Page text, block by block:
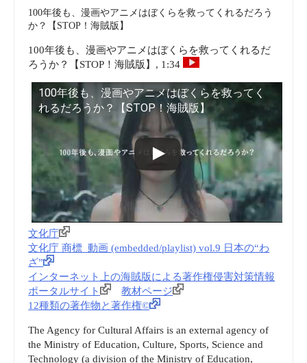
100年後も、漫画やアニメはぼくらを救ってくれるだろう
か？【STOP！海賊版】
100年後も、漫画やアニメはぼくらを救ってくれるだ
ろうか？【STOP！海賊版】, 1:34
100年後も、漫画やアニメはぼくらを救ってく
れるだろうか？【STOP！海賊版】
文化庁
文化庁 商標_動画 (embedded/playlist) vol.9 日本の“わ
ざ”
インターネット上の海賊版による著作権侵害対策情報
ポータルサイト
教材ページ
12種類の著作物と著作権©
The Agency for Cultural Affairs is an external agency of
the Ministry of Education, Culture, Sports, Science and
Technology (a division of the Ministry of Education,